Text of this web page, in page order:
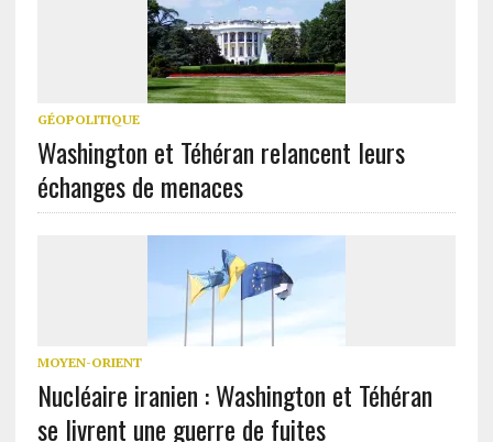
GÉOPOLITIQUE
Washington et Téhéran relancent leurs
échanges de menaces
MOYEN-ORIENT
Nucléaire iranien : Washington et Téhéran
se livrent une guerre de fuites